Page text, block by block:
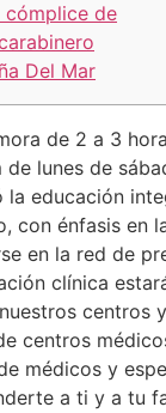
de
Del Mar
de 2 a 3
lunes de
la educación
con énfasis en
en la red de
clínica
centros
centros
médicos y
a ti y a tu